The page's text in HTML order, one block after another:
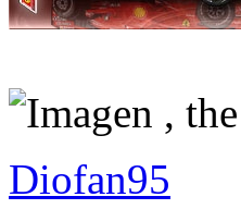
,
Diofan95